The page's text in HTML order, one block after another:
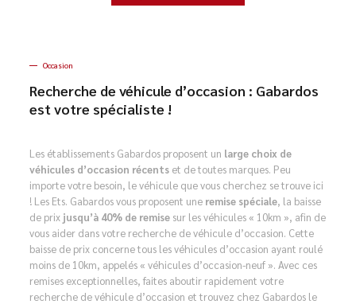
Occasion
Recherche de véhicule d’occasion : Gabardos
est votre spécialiste !
Les établissements Gabardos proposent un large choix de
véhicules d’occasion récents et de toutes marques. Peu
importe votre besoin, le véhicule que vous cherchez se trouve ici
! Les Ets. Gabardos vous proposent une remise spéciale, la baisse
de prix jusqu’à 40% de remise sur les véhicules « 10km », afin de
vous aider dans votre recherche de véhicule d’occasion. Cette
baisse de prix concerne tous les véhicules d’occasion ayant roulé
moins de 10km, appelés « véhicules d’occasion-neuf ». Avec ces
remises exceptionnelles, faites aboutir rapidement votre
recherche de véhicule d’occasion et trouvez chez Gabardos le